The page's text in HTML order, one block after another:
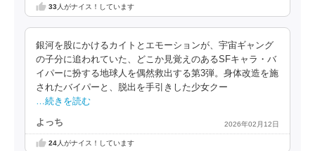
33人がナイス！しています
銀河を股にかけるカイトとエモーションが、宇宙ギャング
の子分に追われていた、どこか見覚えのあるSFキャラ・バ
イパーに扮する地球人を偶然救出する第3弾。身体改造を施
されたバイパーと、脱出を手引きした少女クー
…続きを読む
よっち 2026年02月12日
24人がナイス！しています